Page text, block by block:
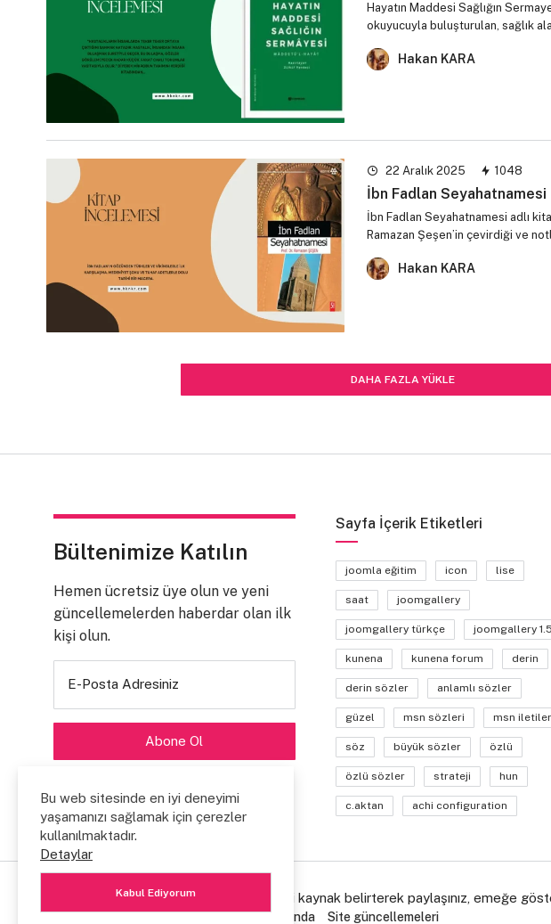
Hayatın Maddesi Sağlığın
okuyucuyla buluşturulan, sağlık
Hakan KARA
22 Aralık 2025 1048
İbn Fadlan Seyahatnamesi
İbn Fadlan Seyahatnamesi adlı
Ramazan Şeşen’in çevirdiği ve
Hakan KARA
DAHA FAZLA YÜKLE
Bültenimize Katılın
Hemen ücretsiz üye olun ve yeni
güncellemelerden haberdar olan ilk
kişi olun.
E-Posta Adresiniz
Sayfa İçerik Etiketleri
joomla eğitim icon lise
saat joomgallery
joomgallery türkçe joomgallery 1.5
kunena kunena forum derin
derin sözler anlamlı sözler
güzel msn sözleri msn
söz büyük sözler özlü
özlü sözler strateji hun
c.aktan achi configuration
© Copyright 2006/2026. Lütfen içerikleri kaynak belirterek paylaşınız, emeğe
Ziyaretçi Defteri Hakkımda Site Hakkında Site güncellemeleri
Bu web sitesinde en iyi deneyimi
yaşamanızı sağlamak için çerezler
kullanılmaktadır.
Detaylar
Kabul Ediyorum